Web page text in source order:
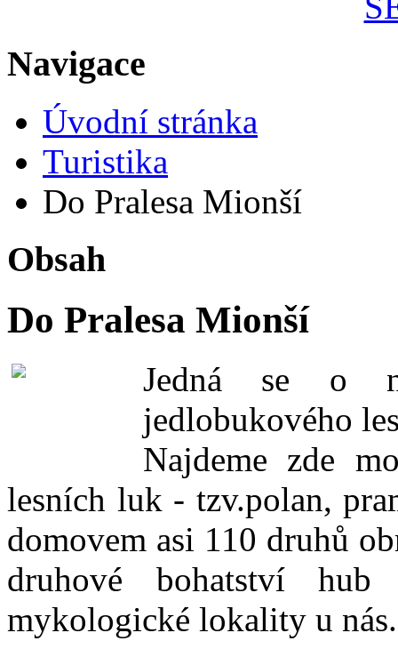
Navigace
Úvodní stránka
Turistika
Do Pralesa Mionší
Obsah
Do Pralesa Mionší
Jedná se o
jedlobukového
Najdeme zde
lesních luk - tzv.polan,
domovem asi 110 druhů
druhové bohatství
mykologické lokality u nás.